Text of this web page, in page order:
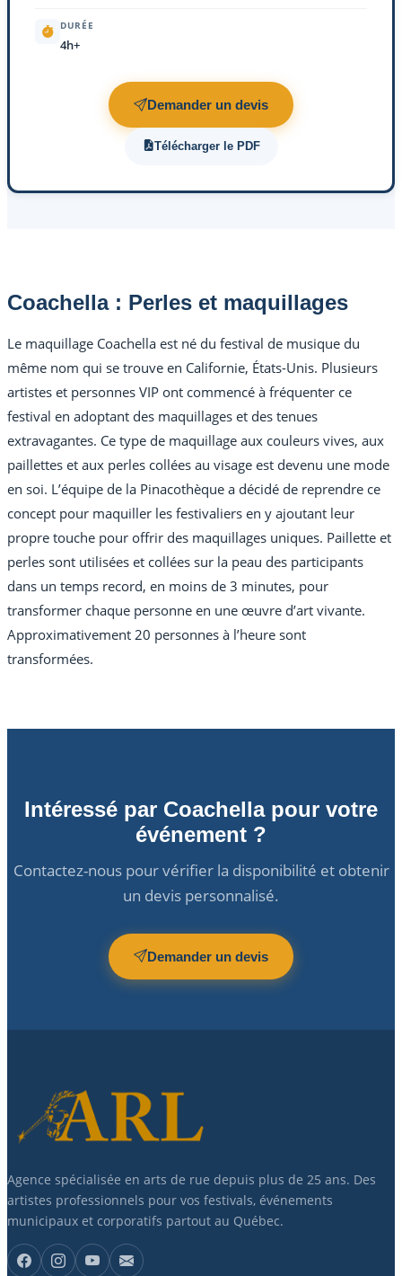
DURÉE
4h+
Demander un devis
Télécharger le PDF
Coachella : Perles et maquillages
Le maquillage Coachella est né du festival de musique du
même nom qui se trouve en Californie, États-Unis. Plusieurs
artistes et personnes VIP ont commencé à fréquenter ce
festival en adoptant des maquillages et des tenues
extravagantes. Ce type de maquillage aux couleurs vives, aux
paillettes et aux perles collées au visage est devenu une mode
en soi. L’équipe de la Pinacothèque a décidé de reprendre ce
concept pour maquiller les festivaliers en y ajoutant leur
propre touche pour offrir des maquillages uniques. Paillette et
perles sont utilisées et collées sur la peau des participants
dans un temps record, en moins de 3 minutes, pour
transformer chaque personne en une œuvre d’art vivante.
Approximativement 20 personnes à l’heure sont
transformées.
Intéressé par Coachella pour votre
événement ?
Contactez-nous pour vérifier la disponibilité et obtenir
un devis personnalisé.
Demander un devis
Agence spécialisée en arts de rue depuis plus de 25 ans. Des
artistes professionnels pour vos festivals, événements
municipaux et corporatifs partout au Québec.